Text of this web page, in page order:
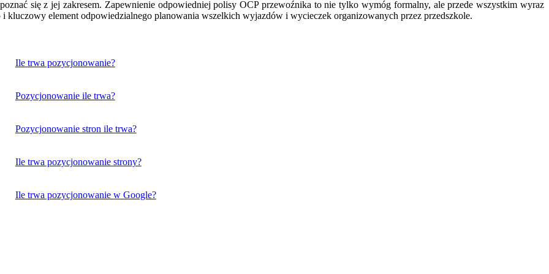
się z jej zakresem. Zapewnienie odpowiedniej polisy OCP przewoźnika to nie tylko wymóg formalny, ale przede wszystkim wyraz
kluczowy element odpowiedzialnego planowania wszelkich wyjazdów i wycieczek organizowanych przez przedszkole.
Ile trwa pozycjonowanie?
Pozycjonowanie ile trwa?
Pozycjonowanie stron ile trwa?
Ile trwa pozycjonowanie strony?
Ile trwa pozycjonowanie w Google?